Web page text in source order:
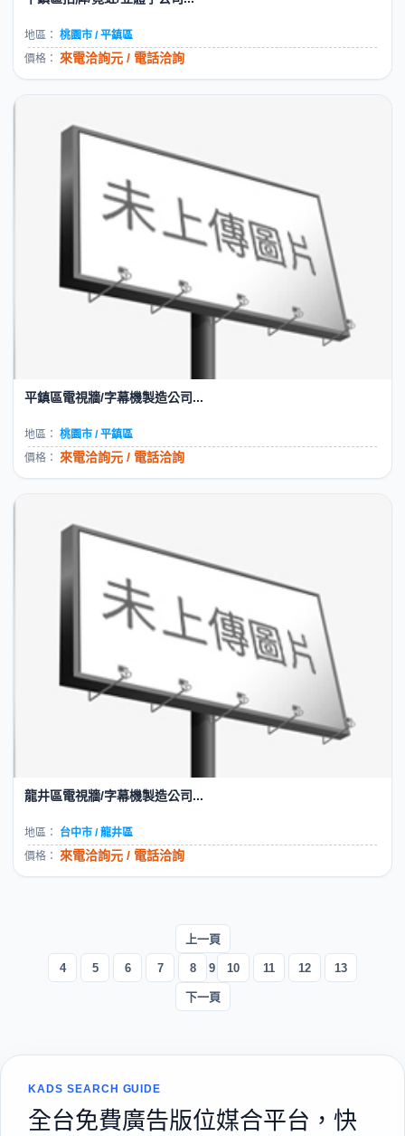
地區： 桃園市 / 平鎮區
價格： 來電洽詢元 / 電話洽詢
平鎮區電視牆/字幕機製造公司...
地區： 桃園市 / 平鎮區
價格： 來電洽詢元 / 電話洽詢
龍井區電視牆/字幕機製造公司...
地區：
台中市 / 龍井區
價格： 來電洽詢元 / 電話洽詢
上一頁
4 5 6 7 8 9 10 11 12 13
下一頁
KADS SEARCH GUIDE
全台免費廣告版位媒合平台，快